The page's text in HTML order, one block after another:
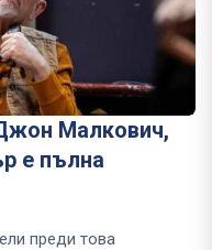
Малкович,
е пълна
преди това